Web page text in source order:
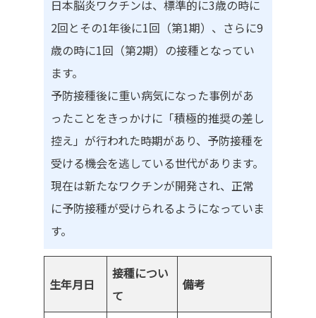
日本脳炎ワクチンは、標準的に3歳の時に
2回とその1年後に1回（第1期）、さらに9
歳の時に1回（第2期）の接種となってい
ます。
予防接種後に重い病気になった事例があ
ったことをきっかけに「積極的推奨の差し
控え」が行われた時期があり、予防接種を
受ける機会を逃している世代があります。
現在は新たなワクチンが開発され、正常
に予防接種が受けられるようになっていま
す。
生年月日
接種につい
て
備考